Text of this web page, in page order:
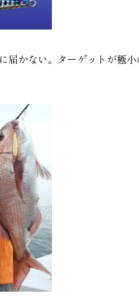
かない。ターゲットが極